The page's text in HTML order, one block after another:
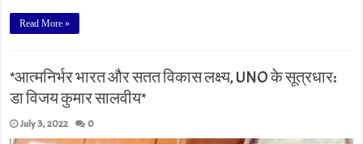
Read More »
*आत्मनिर्भर भारत और सतत विकास लक्ष्य, UNO के सूत्रधार:
डा विजय कुमार सालवीय*
July 3, 2022 0